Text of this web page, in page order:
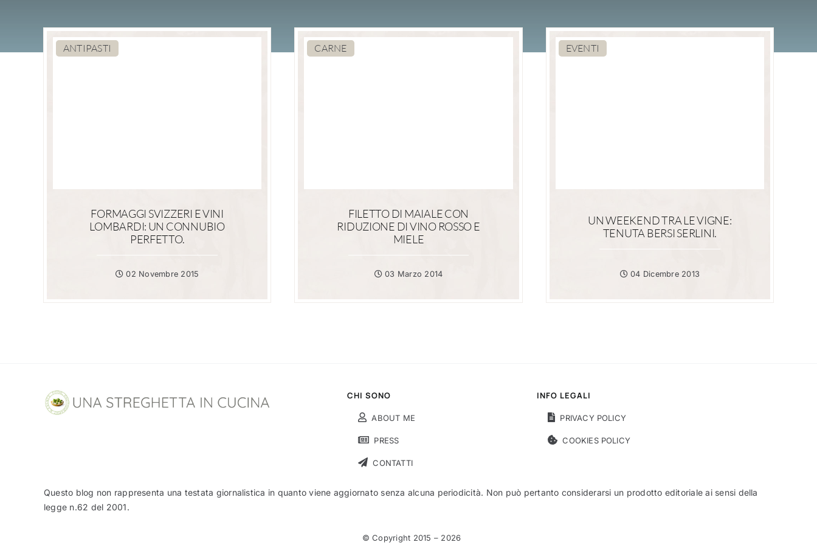
ANTIPASTI
FORMAGGI SVIZZERI E VINI
LOMBARDI: UN CONNUBIO
PERFETTO.
02 Novembre 2015
CARNE
FILETTO DI MAIALE CON
RIDUZIONE DI VINO ROSSO E
MIELE
03 Marzo 2014
EVENTI
UN WEEKEND TRA LE VIGNE:
TENUTA BERSI SERLINI.
04 Dicembre 2013
CHI SONO
ABOUT ME
PRESS
CONTATTI
INFO LEGALI
PRIVACY POLICY
COOKIES POLICY
Questo blog non rappresenta una testata giornalistica in quanto viene aggiornato senza alcuna periodicità. Non può pertanto considerarsi un prodotto editoriale ai sensi della
legge n.62 del 2001.
© Copyright 2015 – 2026